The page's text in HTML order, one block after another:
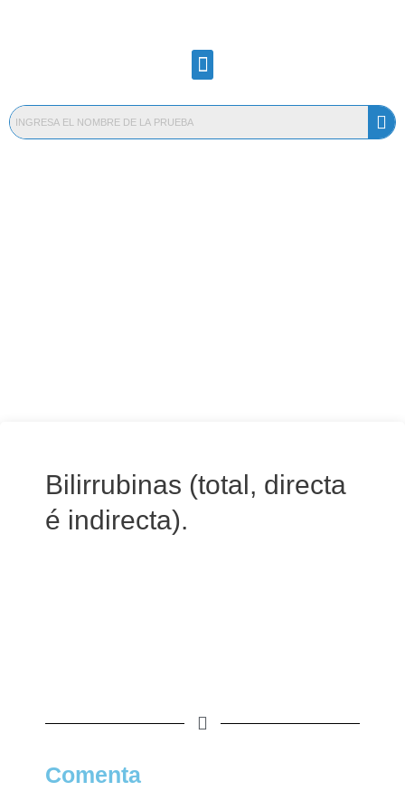
Bilirrubinas (total, directa
é indirecta).
Comenta